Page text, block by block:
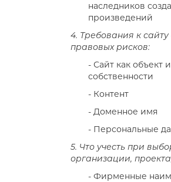
наследников
произведений
4. Требования к сайту
правовых рисков:
- Сайт как объект
собственности
- Контент
- Доменное имя
- Персональные
5. Что учесть при
организации,
- Фирменные